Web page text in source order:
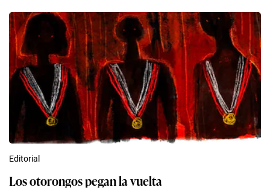
Editorial
Los otorongos pegan la vuelta